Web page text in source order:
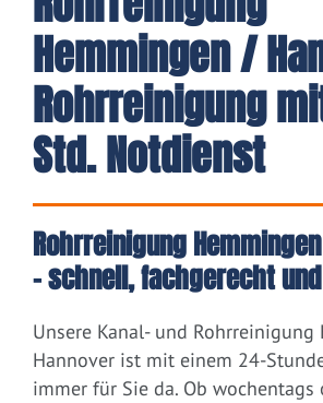
Hemmingen /
Rohrreinigung
Std. Notdienst
Rohrreinigung
– schnell, fachgerecht
Unsere Kanal- und
Hannover ist mit einem 24-
immer für Sie da. Ob wochentags